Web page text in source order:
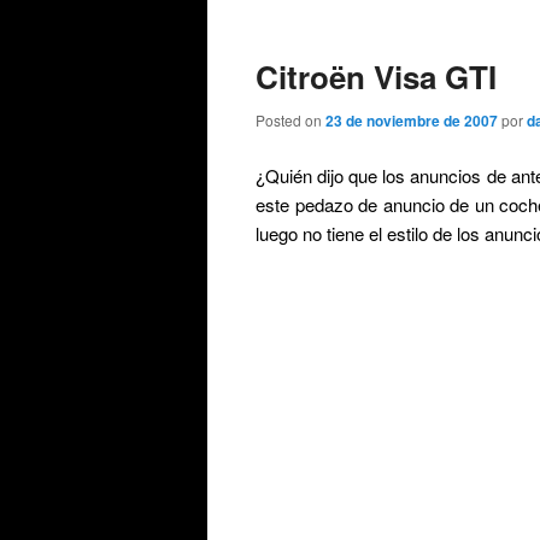
Citroën Visa GTI
Posted on 23 de noviembre de 2007por
¿Quién dijo que los anuncios de
este pedazo de anuncio de un
luego no tiene el estilo de los